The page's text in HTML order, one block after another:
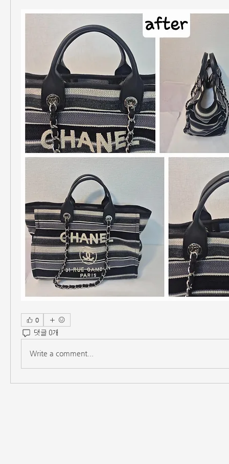
0
댓글 0개
Write a comment...